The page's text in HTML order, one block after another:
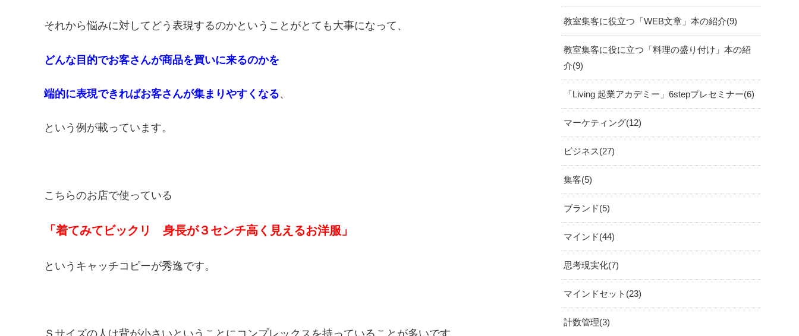
それから悩みに対してどう表現するのかということがとても大事になって、
どんな目的でお客さんが商品を買いに来るのかを
端的に表現できればお客さんが集まりやすくなる、
という例が載っています。
こちらのお店で使っている
「着てみてビックリ 身長が３センチ高く見えるお洋服」
というキャッチコピーが秀逸です。
教室集客に役立つ「WEB文章」本の紹介 9
教室集客に役に立つ「料理の盛り付け」本の紹
介 9
「Living 起業アカデミー」6stepプレセミナー 6
マーケティング 12
ビジネス 27
集客 5
ブランド 5
マインド 44
思考現実化 7
マインドセット 23
計数管理 3